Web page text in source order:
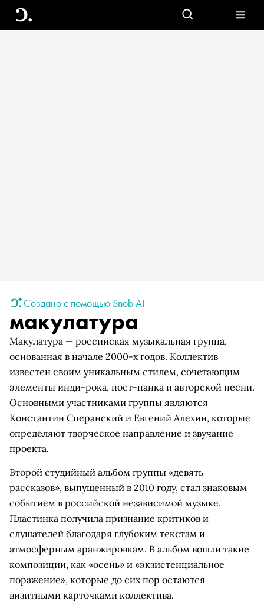
Создано с помощью Snob AI
макулатура
Макулатура — российская музыкальная группа,
основанная в начале 2000-х годов. Коллектив
известен своим уникальным стилем, сочетающим
элементы инди-рока, пост-панка и авторской песни.
Основными участниками группы являются
Константин Сперанский и Евгений Алехин, которые
определяют творческое направление и звучание
проекта.
Второй студийный альбом группы «девять
рассказов», выпущенный в 2010 году, стал знаковым
событием в российской независимой музыке.
Пластинка получила признание критиков и
слушателей благодаря глубоким текстам и
атмосферным аранжировкам. В альбом вошли такие
композиции, как «осень» и «экзистенциальное
поражение», которые до сих пор остаются
визитными карточками коллектива.